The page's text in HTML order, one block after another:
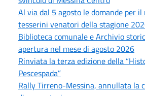
Al via dal 5 agosto le domande per il
tesserini venatori della stagione
Biblioteca comunale e Archivio
apertura nel mese di agosto 2026
Rinviata la terza edizione della
Pescespada”
Rally Tirreno-Messina, annullata la